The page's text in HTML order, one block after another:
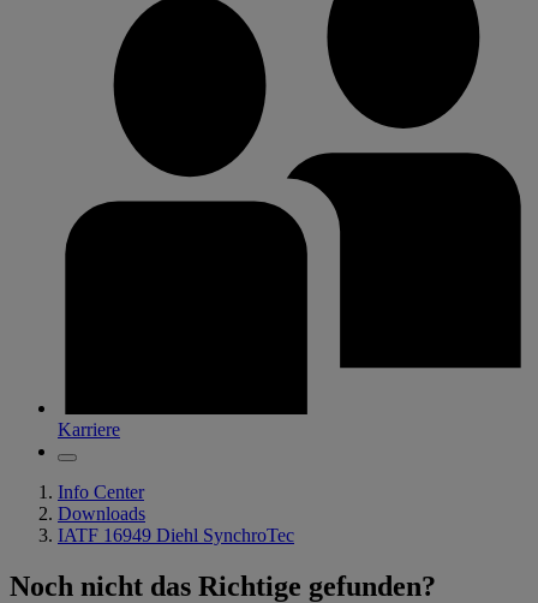
Karriere
Info Center
Downloads
IATF 16949 Diehl SynchroTec
Noch nicht das Richtige gefunden?